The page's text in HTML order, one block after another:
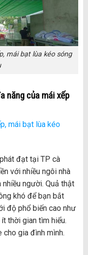
mái bạt lùa kéo sóng
năng của mái xếp
mái bạt lùa kéo
đạt tại TP cà
với nhiều ngôi nhà
người. Quả thật
khó để bạn bắt
độ phổ biến cao như
thời gian tìm hiểu.
gia đình mình.